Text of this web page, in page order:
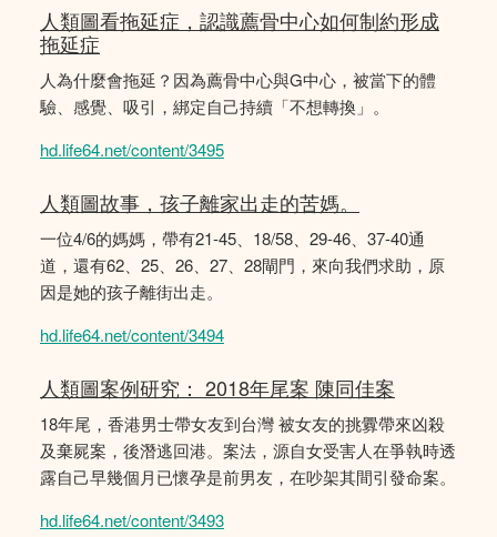
人類圖看拖延症，認識薦骨中心如何制約形成
拖延症
人為什麼會拖延？因為薦骨中心與G中心，被當下的體
驗、感覺、吸引，綁定自己持續「不想轉換」。
hd.life64.net/content/3495
人類圖故事，孩子離家出走的苦媽。
一位4/6的媽媽，帶有21-45、18/58、29-46、37-40通
道，還有62、25、26、27、28閘門，來向我們求助，原
因是她的孩子離街出走。
hd.life64.net/content/3494
人類圖案例研究： 2018年尾案 陳同佳案
18年尾，香港男士帶女友到台灣 被女友的挑釁帶來凶殺
及棄屍案，後潛逃回港。案法，源自女受害人在爭執時透
露自己早幾個月已懷孕是前男友，在吵架其間引發命案。
hd.life64.net/content/3493